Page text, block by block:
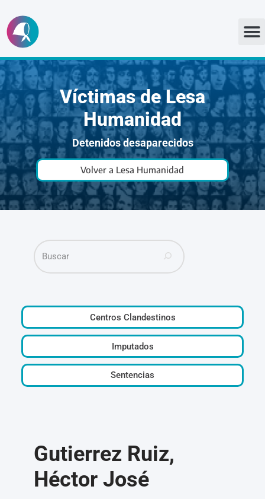
Ir
al
contenido
Víctimas de Lesa
Humanidad
Detenidos desaparecidos
Volver a Lesa Humanidad
Centros Clandestinos
Imputados
Sentencias
Gutierrez Ruiz,
Héctor José